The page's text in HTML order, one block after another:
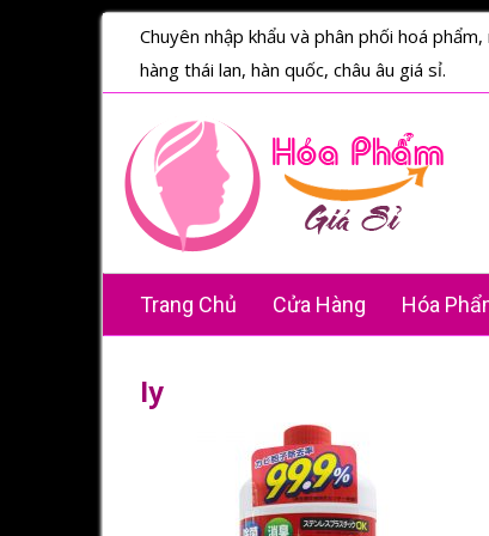
Chuyên nhập khẩu và phân phối hoá
hàng thái lan, hàn quốc, châu âu giá sỉ.
Trang Chủ Cửa Hàng Hóa
Iy